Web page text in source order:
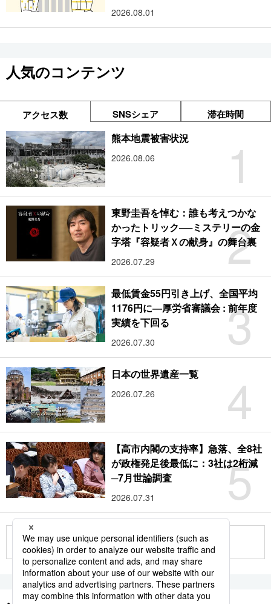
2026.08.01
人気のコンテンツ
アクセス数 SNSシェア 滞在時間
1
熊本地震被害状況
2026.08.06
2
東野圭吾を悼む：誰も考えつかな
かったトリック──ミステリーの金
字塔『容疑者Ｘの献身』の舞台裏
2026.07.29
3
最低賃金55円引き上げ、全国平均
1176円に―厚労省審議会 : 前年度
実績を下回る
2026.07.30
4
日本の世界遺産一覧
2026.07.26
5
【高市内閣の支持率】急落、全8社
が政権発足後最低に：3社は2桁減
─7月世論調査
2026.07.31
もっと見る